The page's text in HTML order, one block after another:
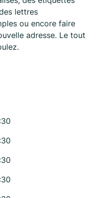
lettres
ou encore faire
adresse. Le tout